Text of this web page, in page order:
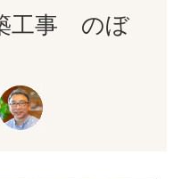
工事 のぼ